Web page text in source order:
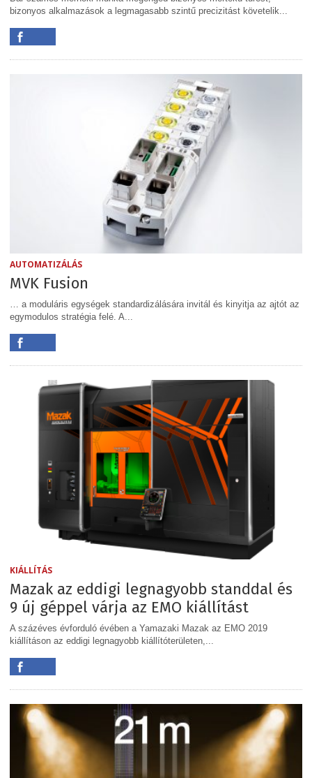
bizonyos alkalmazások a legmagasabb szintű precizitást követelik...
AUTOMATIZÁLÁS
MVK Fusion
… a moduláris egységek standardizálására invitál és kinyitja az ajtót az
egymodulos stratégia felé. A...
KIÁLLÍTÁS
Mazak az eddigi legnagyobb standdal és
9 új géppel várja az EMO kiállítást
A százéves évforduló évében a Yamazaki Mazak az EMO 2019
kiállításon az eddigi legnagyobb kiállítóterületen,...